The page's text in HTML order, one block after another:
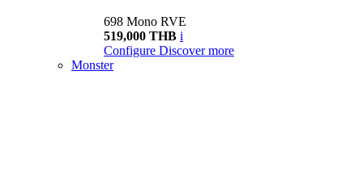
698 Mono RVE
519,000 THB i
Configure Discover more
Monster